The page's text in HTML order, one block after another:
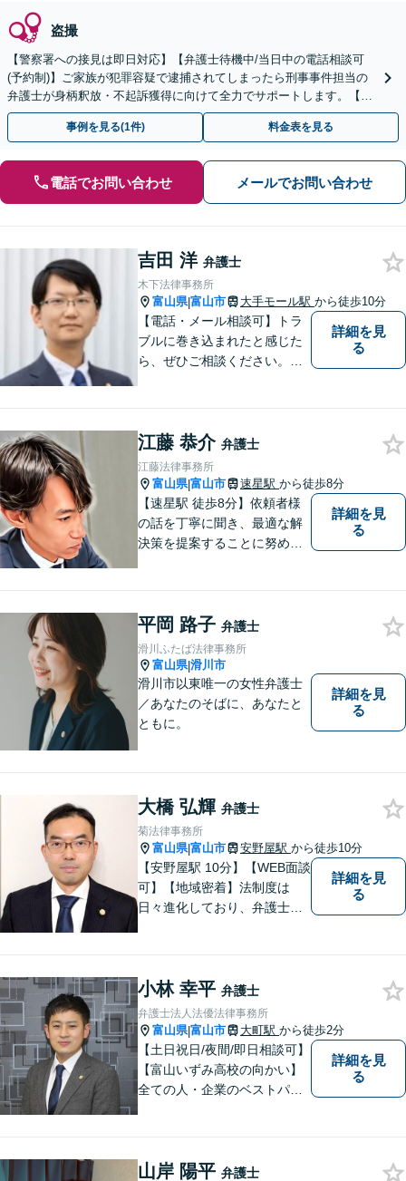
盗撮
【警察署への接見は即日対応】【弁護士待機中/当日中の電話相談可
(予約制)】ご家族が犯罪容疑で逮捕されてしまったら刑事事件担当の
弁護士が身柄釈放・不起訴獲得に向けて全力でサポートします。【毎
月100名以上の相談実績】【全国対応】
事例を見る(1件) 料金表を見る
電話でお問い合わせ メールでお問い合わせ
吉田 洋 弁護士
木下法律事務所
富山県|富山市 大手モール駅 から徒歩10分
【電話・メール相談可】トラ
ブルに巻き込まれたと感じた
ら、ぜひご相談ください。離
を解決するため、迅速かつ丁
寧にサポートいたします。
【夜間対応可能】
詳細を見
る
江藤 恭介 弁護士
江藤法律事務所
富山県|富山市 速星駅 から徒歩8分
【速星駅 徒歩8分】依頼者様
の話を丁寧に聞き、最適な解
決策を提案することに努めて
ださい。
詳細を見
る
平岡 路子 弁護士
滑川ふたば法律事務所
富山県|滑川市
滑川市以東唯一の女性弁護士
／あなたのそばに、あなたと
ともに。
詳細を見
る
大橋 弘輝 弁護士
菊法律事務所
富山県|富山市 安野屋駅 から徒歩10分
【安野屋駅 10分】【WEB面談
可】【地域密着】法制度は
日々進化しており、弁護士に
の声にしっかり耳を傾ける姿
勢は変わりません。
詳細を見
る
小林 幸平 弁護士
弁護士法人法優法律事務所
富山県|富山市 大町駅 から徒歩2分
【土日祝日/夜間/即日相談可】
【富山いずみ高校の向かい】
全ての人・企業のベストパー
詳細を見
る
山岸 陽平 弁護士